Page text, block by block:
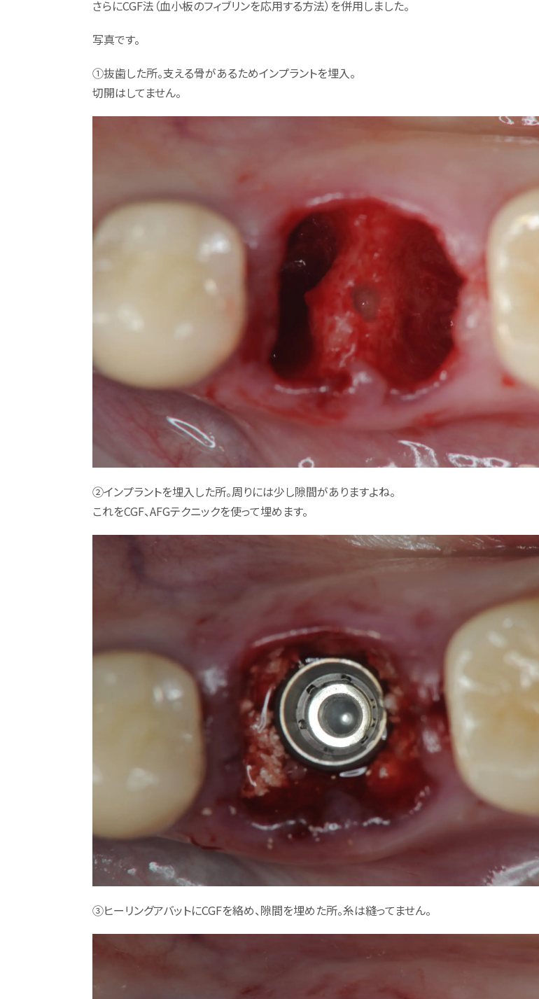
さらにCGF法（血小板のフィブリンを応用する方法）を併用しました。
写真です。
①抜歯した所。支える骨があるためインプラントを埋入。
切開はしてません。
②インプラントを埋入した所。周りには少し隙間がありますよね。
これをCGF、AFGテクニックを使って埋めます。
③ヒーリングアバットにCGFを絡め、隙間を埋めた所。糸は縫ってません。